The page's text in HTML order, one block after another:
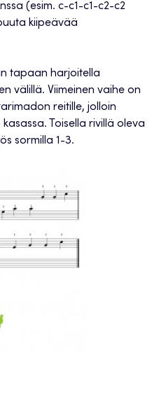
(esim. c-c1-c1-c2-c2
kiipeävää
tapaan harjoitella
välillä. Viimeinen vaihe on
reitille, jolloin
Toisella rivillä oleva
sormilla 1-3.